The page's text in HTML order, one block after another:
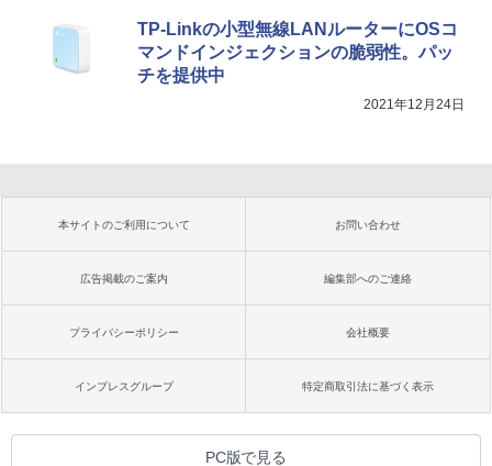
TP-Linkの小型無線LANルーターにOSコ
マンドインジェクションの脆弱性。パッ
チを提供中
2021年12月24日
本サイトのご利用について お問い合わせ
広告掲載のご案内 編集部へのご連絡
プライバシーポリシー 会社概要
インプレスグループ 特定商取引法に基づく表示
PC版で見る